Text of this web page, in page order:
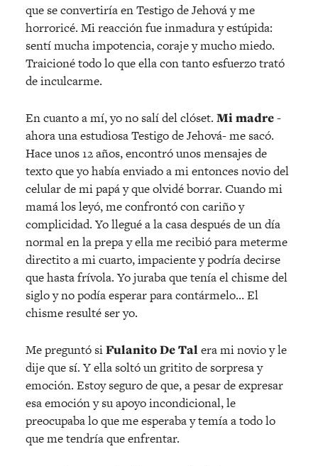
que se convertiría en Testigo de Jehová y me
horroricé. Mi reacción fue inmadura y estúpida:
sentí mucha impotencia, coraje y mucho miedo.
Traicioné todo lo que ella con tanto esfuerzo trató
de inculcarme.
En cuanto a mí, yo no salí del clóset. Mi madre-
ahora una estudiosa Testigo de Jehová- me sacó.
Hace unos 12 años, encontró unos mensajes de
texto que yo había enviado a mi entonces novio del
celular de mi papá y que olvidé borrar. Cuando mi
mamá los leyó, me confrontó con cariño y
complicidad. Yo llegué a la casa después de un día
normal en la prepa y ella me recibió para meterme
directito a mi cuarto, impaciente y podría decirse
que hasta frívola. Yo juraba que tenía el chisme del
siglo y no podía esperar para contármelo… El
chisme resulté ser yo.
Me preguntó siFulanito De Tal era mi novio y le
dije que sí. Y ella soltó un gritito de sorpresa y
emoción. Estoy seguro de que, a pesar de expresar
esa emoción y su apoyo incondicional, le
preocupaba lo que me esperaba y temía a todo lo
que me tendría que enfrentar.